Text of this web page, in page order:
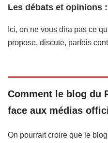
Les débats et opinions
Ici, on ne vous dira pas ce
propose, discute, parfois
Comment le blog du
face aux médias
On pourrait croire que le